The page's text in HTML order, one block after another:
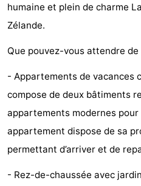
Noordzee
Resort
Vlissingen
Noordzee
Résidence
Dishoek
-
Strandcamping
Valkenisse
Strandpark
Zeeland
-
Vebenabos
humaine et plein de charme
Zélande.
Que pouvez-vous attendre de
- Appartements de vacances
compose de deux bâtiments
appartements modernes
appartement dispose de sa
permettant d’arriver et de
- Rez-de-chaussée avec